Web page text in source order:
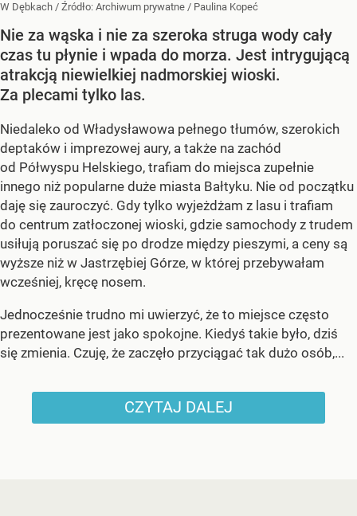
W Dębkach / Źródło: Archiwum prywatne / Paulina Kopeć
Nie za wąska i nie za szeroka struga wody cały
czas tu płynie i wpada do morza. Jest intrygującą
atrakcją niewielkiej nadmorskiej wioski.
Za plecami tylko las.
Niedaleko od Władysławowa pełnego tłumów, szerokich
deptaków i imprezowej aury, a także na zachód
od Półwyspu Helskiego, trafiam do miejsca zupełnie
innego niż popularne duże miasta Bałtyku. Nie od początku
daję się zauroczyć. Gdy tylko wyjeżdżam z lasu i trafiam
do centrum zatłoczonej wioski, gdzie samochody z trudem
usiłują poruszać się po drodze między pieszymi, a ceny są
wyższe niż w Jastrzębiej Górze, w której przebywałam
wcześniej, kręcę nosem.
Jednocześnie trudno mi uwierzyć, że to miejsce często
prezentowane jest jako spokojne. Kiedyś takie było, dziś
się zmienia. Czuję, że zaczęło przyciągać tak dużo osób,...
CZYTAJ DALEJ